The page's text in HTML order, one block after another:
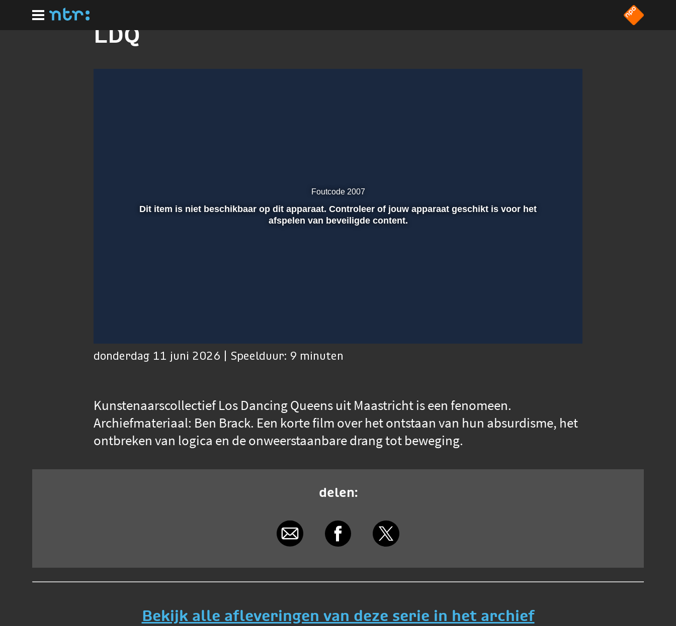
hoofdinhoud
LDQ
Foutcode 2007
Dit item is niet beschikbaar op dit apparaat. Controleer of jouw apparaat geschikt is voor het
afspelen van beveiligde content.
donderdag 11 juni 2026 | Speelduur: 9 minuten
Kunstenaarscollectief Los Dancing Queens uit Maastricht is een fenomeen.
Archiefmateriaal: Ben Brack. Een korte film over het ontstaan van hun absurdisme, het
ontbreken van logica en de onweerstaanbare drang tot beweging.
delen:
Bekijk alle afleveringen van deze serie in het archief